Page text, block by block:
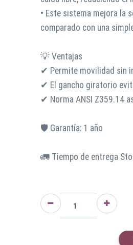
• Este sistema mejora la
comparado con una
💡 Ventajas
✔ Permite movilidad sin
✔ El gancho giratorio
✔ Norma ANSI Z359.14
🛡️ Garantía: 1 año
🚛 Tiempo de entrega